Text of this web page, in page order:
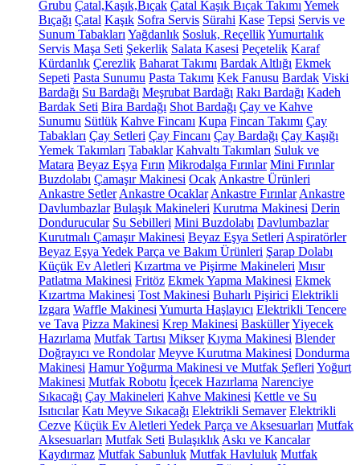
Grubu Çatal,Kaşık,Bıçak Çatal Kaşık Bıçak Takımı Yemek
Bıçağı Çatal Kaşık Sofra Servis Sürahi Kase Tepsi Servis ve
Sunum Tabakları Yağdanlık Sosluk, ReçellikYumurtalık
Servis Maşa Seti Şekerlik Salata Kasesi Peçetelik Karaf
Kürdanlık Çerezlik Baharat Takımı Bardak Altlığı Ekmek
Sepeti Pasta Sunumu Pasta Takımı Kek Fanusu Bardak Viski
Bardağı Su Bardağı Meşrubat Bardağı Rakı Bardağı Kadeh
Bardak Seti Bira Bardağı Shot Bardağı Çay ve Kahve
Sunumu Sütlük Kahve Fincanı Kupa Fincan Takımı Çay
Tabakları Çay Setleri Çay Fincanı Çay Bardağı Çay Kaşığı
Yemek Takımları Tabaklar Kahvaltı Takımları Suluk ve
Matara Beyaz Eşya Fırın Mikrodalga Fırınlar Mini Fırınlar
Buzdolabı Çamaşır Makinesi Ocak Ankastre Ürünleri
Ankastre Setler Ankastre Ocaklar Ankastre Fırınlar Ankastre
Davlumbazlar Bulaşık Makineleri Kurutma Makinesi Derin
Dondurucular Su Sebilleri Mini Buzdolabı Davlumbazlar
Kurutmalı Çamaşır Makinesi Beyaz Eşya Setleri Aspiratörler
Beyaz Eşya Yedek Parça ve Bakım Ürünleri Şarap Dolabı
Küçük Ev Aletleri Kızartma ve Pişirme Makineleri Mısır
Patlatma Makinesi Fritöz Ekmek Yapma Makinesi Ekmek
Kızartma Makinesi Tost Makinesi Buharlı Pişirici Elektrikli
Izgara Waffle Makinesi Yumurta Haşlayıcı Elektrikli Tencere
ve Tava Pizza Makinesi Krep Makinesi BasküllerYiyecek
Hazırlama Mutfak Tartısı Mikser Kıyma Makinesi Blender
Doğrayıcı ve Rondolar Meyve Kurutma Makinesi Dondurma
Makinesi Hamur Yoğurma Makinesi ve Mutfak Şefleri Yoğurt
Makinesi Mutfak Robotu İçecek Hazırlama Narenciye
Sıkacağı Çay Makineleri Kahve Makinesi Kettle ve Su
Isıtıcılar Katı Meyve Sıkacağı Elektrikli Semaver Elektrikli
Cezve Küçük Ev Aletleri Yedek Parça ve Aksesuarları Mutfak
Aksesuarları Mutfak Seti Bulaşıklık Askı ve Kancalar
Kaydırmaz Mutfak Sabunluk Mutfak Havluluk Mutfak